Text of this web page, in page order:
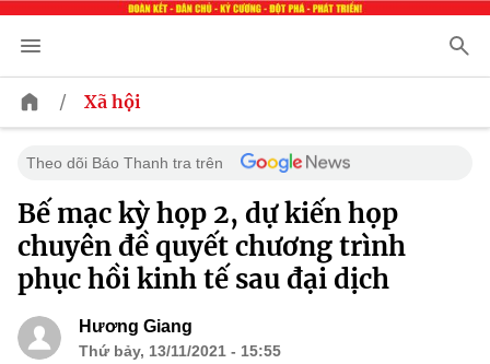
/ Xã hội
Theo dõi Báo Thanh tra trên
Bế mạc kỳ họp 2, dự kiến họp
chuyên đề quyết chương trình
phục hồi kinh tế sau đại dịch
Hương Giang
Thứ bảy, 13/11/2021 - 15:55